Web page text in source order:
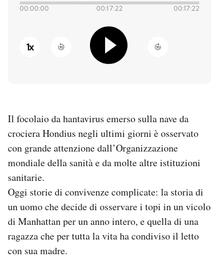
NEWSLETTER
SHOP
CALENDARIO
AREA PERSONALE
00:00:00 00:17:22 00:17:22
1x
Il focolaio da hantavirus emerso sulla nave da
crociera Hondius negli ultimi giorni è osservato
con grande attenzione dall’Organizzazione
mondiale della sanità e da molte altre istituzioni
sanitarie.
Oggi storie di convivenze complicate: la storia di
un uomo che decide di osservare i topi in un vicolo
di Manhattan per un anno intero, e quella di una
ragazza che per tutta la vita ha condiviso il letto
con sua madre.